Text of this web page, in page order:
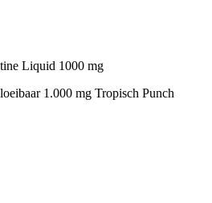
Liquid 1000 mg
1.000 mg Tropisch Punch